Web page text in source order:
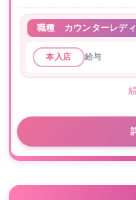
職種 カウンターレディ
本入店 給与